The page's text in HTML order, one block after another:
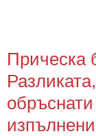
Прическа